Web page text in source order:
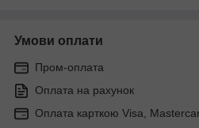
Умови оплати
Пром-оплата
Оплата на рахунок
Оплата карткою Visa,